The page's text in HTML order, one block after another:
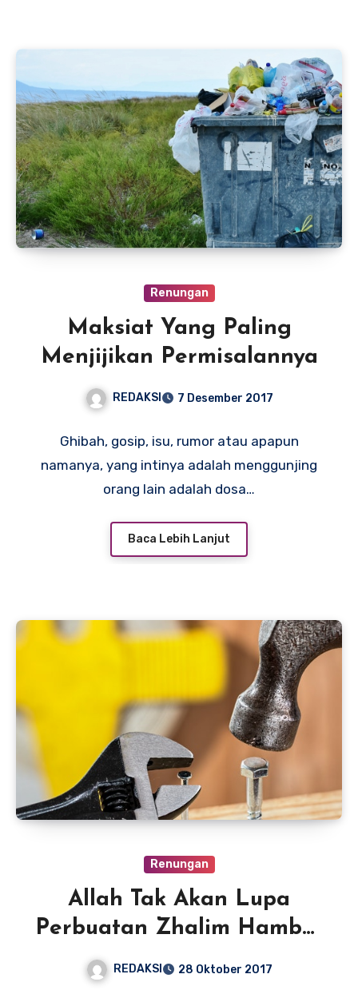
Renungan
Maksiat Yang Paling
Menjijikan Permisalannya
REDAKSI 7 Desember 2017
Ghibah, gosip, isu, rumor atau apapun
namanya, yang intinya adalah menggunjing
orang lain adalah dosa…
Baca Lebih Lanjut
Renungan
Allah Tak Akan Lupa
Perbuatan Zhalim Hamba-
REDAKSI 28 Oktober 2017